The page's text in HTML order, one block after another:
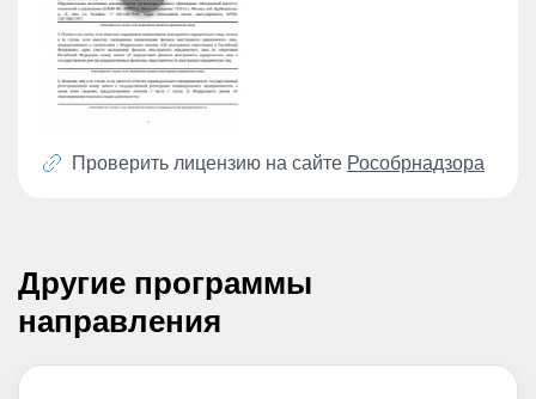
Проверить лицензию на сайте Рособрнадзора
Другие программы
направления